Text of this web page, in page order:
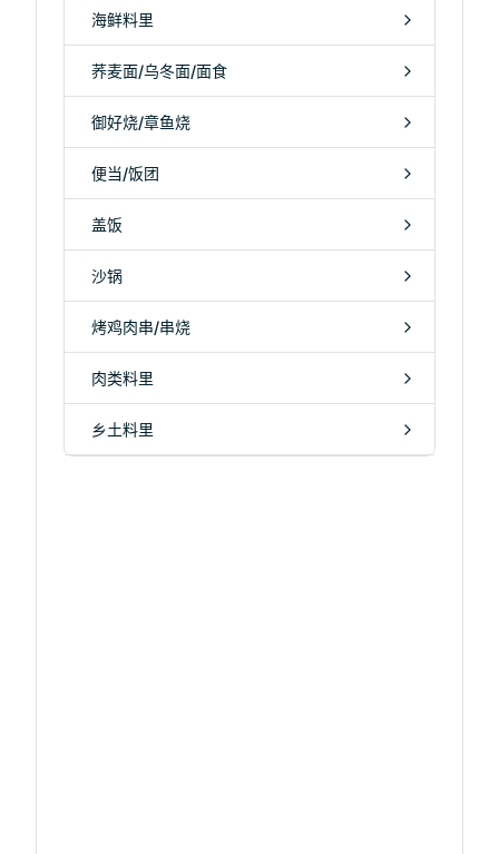
海鲜料里
荞麦面/乌冬面/面食
御好烧/章鱼烧
便当/饭团
盖饭
沙锅
烤鸡肉串/串烧
肉类料里
乡土料里